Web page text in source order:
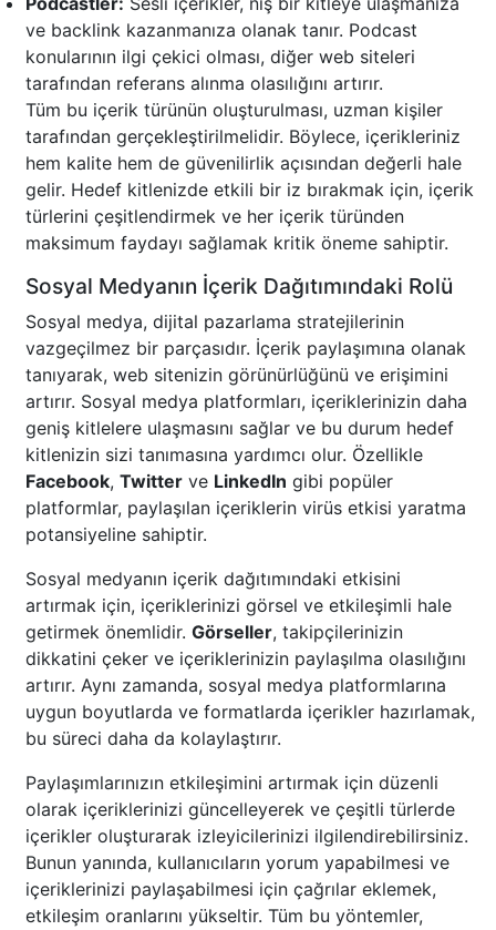
ve backlink kazanmanıza olanak tanır. Podcast
konularının ilgi çekici olması, diğer web siteleri
tarafından referans alınma olasılığını artırır.
Tüm bu içerik türünün oluşturulması, uzman kişiler
tarafından gerçekleştirilmelidir. Böylece, içerikleriniz
hem kalite hem de güvenilirlik açısından değerli hale
gelir. Hedef kitlenizde etkili bir iz bırakmak için, içerik
türlerini çeşitlendirmek ve her içerik türünden
maksimum faydayı sağlamak kritik öneme sahiptir.
Sosyal Medyanın İçerik Dağıtımındaki Rolü
Sosyal medya, dijital pazarlama stratejilerinin
vazgeçilmez bir parçasıdır. İçerik paylaşımına olanak
tanıyarak, web sitenizin görünürlüğünü ve erişimini
artırır. Sosyal medya platformları, içeriklerinizin daha
geniş kitlelere ulaşmasını sağlar ve bu durum hedef
kitlenizin sizi tanımasına yardımcı olur. Özellikle
Facebook, Twitter ve LinkedIn gibi popüler
platformlar, paylaşılan içeriklerin virüs etkisi yaratma
potansiyeline sahiptir.
Sosyal medyanın içerik dağıtımındaki etkisini
artırmak için, içeriklerinizi görsel ve etkileşimli hale
getirmek önemlidir. Görseller, takipçilerinizin
dikkatini çeker ve içeriklerinizin paylaşılma olasılığını
artırır. Aynı zamanda, sosyal medya platformlarına
uygun boyutlarda ve formatlarda içerikler hazırlamak,
bu süreci daha da kolaylaştırır.
Paylaşımlarınızın etkileşimini artırmak için düzenli
olarak içeriklerinizi güncelleyerek ve çeşitli türlerde
içerikler oluşturarak izleyicilerinizi ilgilendirebilirsiniz.
Bunun yanında, kullanıcıların yorum yapabilmesi ve
içeriklerinizi paylaşabilmesi için çağrılar eklemek,
etkileşim oranlarını yükseltir. Tüm bu yöntemler,